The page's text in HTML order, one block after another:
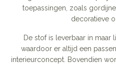
toepassingen, zoals
decoratieve
De stof is leverbaar in maar
waardoor er altijd een
interieurconcept. Bovendien